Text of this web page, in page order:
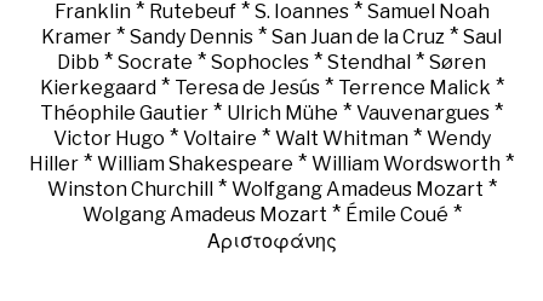
Franklin* Rutebeuf* S. Ioannes* Samuel Noah
Kramer * Sandy Dennis * San Juan de la Cruz * Saul
Dibb * Socrate * Sophocles * Stendhal * Søren
Kierkegaard* Teresa de Jesús* Terrence Malick *
Théophile Gautier * Ulrich Mühe * Vauvenargues *
Victor Hugo * Voltaire * Walt Whitman* Wendy
Hiller * William Shakespeare * William Wordsworth *
Winston Churchill * Wolfgang Amadeus Mozart *
Wolgang Amadeus Mozart * Émile Coué *
Αριστοφάνης